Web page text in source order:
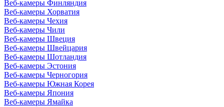
Веб-камеры Финляндия
Веб-камеры Хорватия
Веб-камеры Чехия
Веб-камеры Чили
Веб-камеры Швеция
Веб-камеры Швейцария
Веб-камеры Шотландия
Веб-камеры Эстония
Веб-камеры Черногория
Веб-камеры Южная Корея
Веб-камеры Япония
Веб-камеры Ямайка